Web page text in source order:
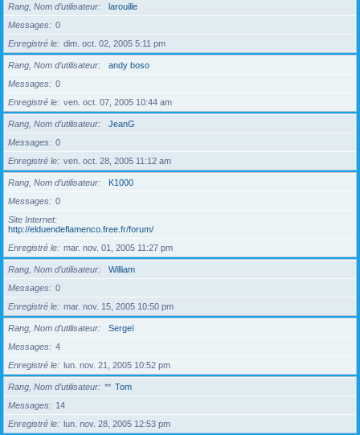
Rang, Nom d’utilisateur
larouille
Messages
0
Enregistré le
dim. oct. 02, 2005 5:11 pm
Rang, Nom d’utilisateur
andy boso
Messages
0
Enregistré le
ven. oct. 07, 2005 10:44 am
Rang, Nom d’utilisateur
JeanG
Messages
0
Enregistré le
ven. oct. 28, 2005 11:12 am
Rang, Nom d’utilisateur
K1000
Messages
0
Site Internet
http://elduendeflamenco.free.fr/forum/
Enregistré le
mar. nov. 01, 2005 11:27 pm
Rang, Nom d’utilisateur
William
Messages
0
Enregistré le
mar. nov. 15, 2005 10:50 pm
Rang, Nom d’utilisateur
Sergeï
Messages
4
Enregistré le
lun. nov. 21, 2005 10:52 pm
Rang, Nom d’utilisateur ** Tom
Messages
14
Enregistré le
lun. nov. 28, 2005 12:53 pm